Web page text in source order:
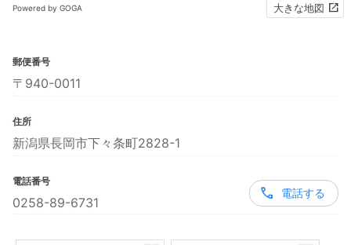
Powered by GOGA 大きな地図
郵便番号
〒940-0011
住所
新潟県長岡市下々条町2828-1
電話番号
0258-89-6731
電話する